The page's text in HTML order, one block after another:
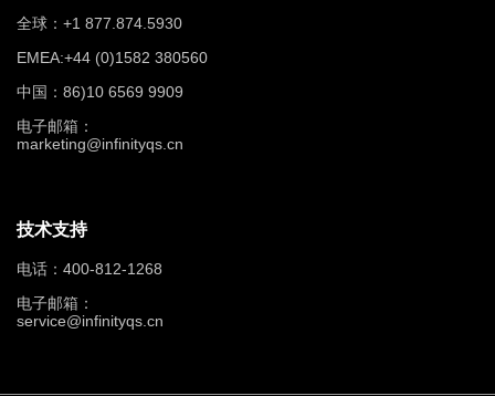
全球：+1 877.874.5930
EMEA:+44 (0)1582 380560
中国：86)10 6569 9909
电子邮箱：
marketing@infinityqs.cn
技术支持
电话：400-812-1268
电子邮箱：
service@infinityqs.cn